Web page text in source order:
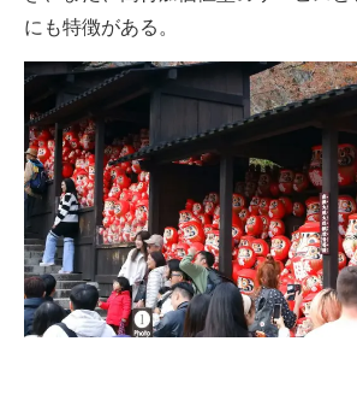
にも特徴がある。